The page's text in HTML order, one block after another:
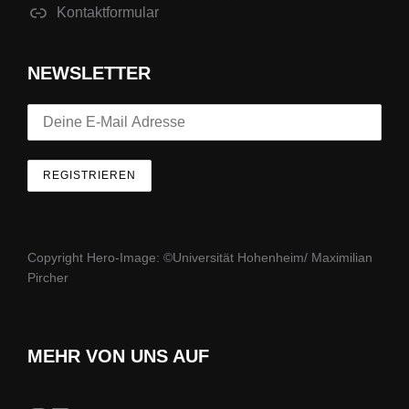
Kontaktformular
NEWSLETTER
Copyright Hero-Image: ©Universität Hohenheim/ Maximilian
Pircher
MEHR VON UNS AUF